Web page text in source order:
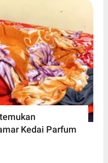
Kedai Parfum